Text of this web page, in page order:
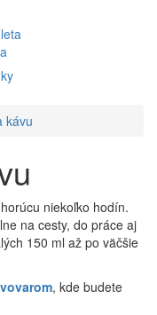
kávu
niekoľko hodín.
na cesty, do práce aj
150 ml až po väčšie
, kde budete